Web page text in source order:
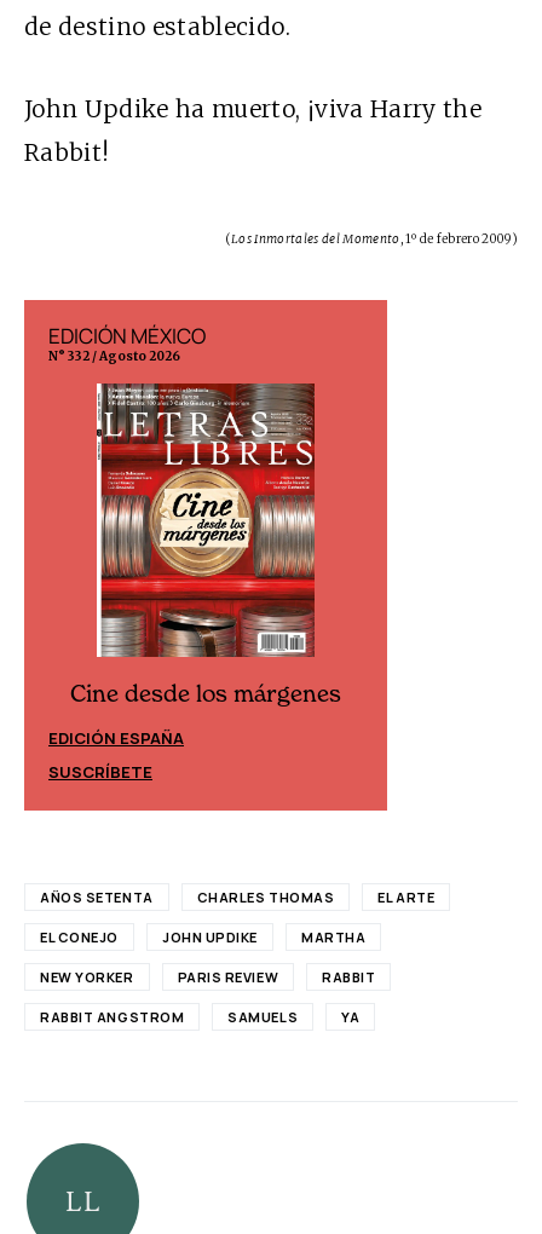
de destino establecido.
John Updike ha muerto, ¡viva Harry the
Rabbit!
(Los Inmortales del Momento, 1º de febrero 2009)
EDICIÓN MÉXICO
N° 332 / Agosto 2026
Cine desde los márgenes
EDICIÓN ESPAÑA
SUSCRÍBETE
AÑOS SETENTA CHARLES THOMAS EL ARTE
EL CONEJO JOHN UPDIKE MARTHA
NEW YORKER PARIS REVIEW RABBIT
RABBIT ANGSTROM SAMUELS YA